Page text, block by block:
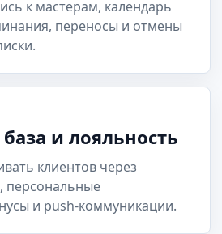
к мастерам, календарь
переносы и отмены
и лояльность
клиентов через
персональные
и push-коммуникации.